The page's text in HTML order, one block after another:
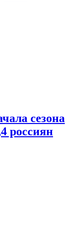
сезона
россиян